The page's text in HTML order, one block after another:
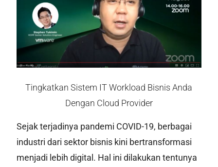
Tingkatkan Sistem IT Workload Bisnis Anda
Dengan Cloud Provider
Sejak terjadinya pandemi COVID-19, berbagai
industri dari sektor bisnis kini bertransformasi
menjadi lebih digital. Hal ini dilakukan tentunya